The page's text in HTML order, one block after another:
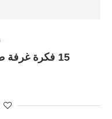
15 فكرة غرفة طعام مودرن رائع وبسيطة